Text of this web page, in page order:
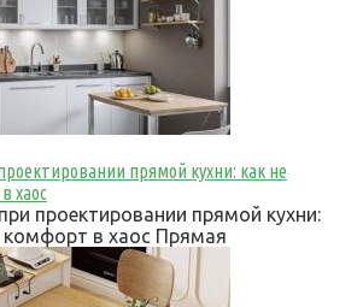
прямой кухни: как не
хаос
проектировании прямой кухни:
комфорт в хаос Прямая